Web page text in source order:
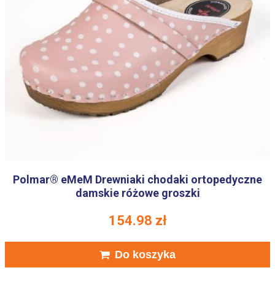
Polmar® eMeM Drewniaki chodaki ortopedyczne
damskie różowe groszki
154.98 zł
Do koszyka